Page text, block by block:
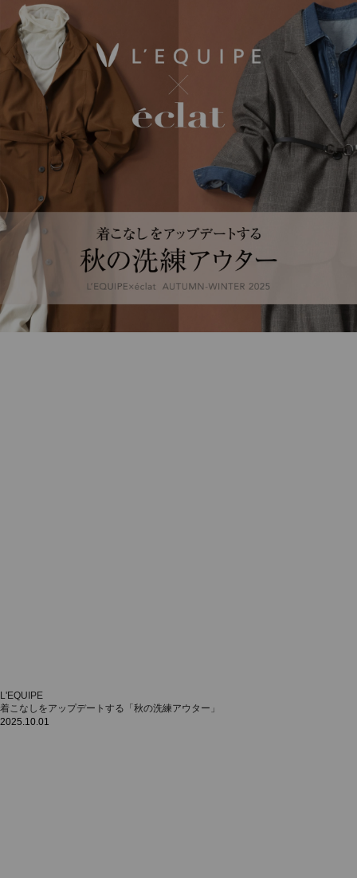
L'EQUIPE
着こなしをアップデートする「秋の洗練アウター」
2025.10.01